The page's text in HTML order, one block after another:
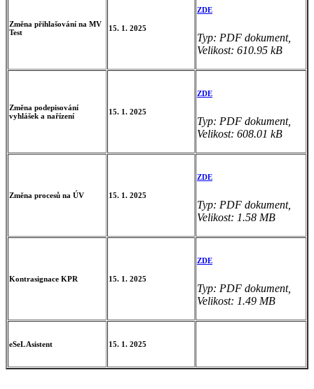
Změna přihlašování na MV
Test
15. 1. 2025
ZDE
Typ: PDF dokument,
Velikost: 610.95 kB
Změna podepisování
vyhlášek a nařízení
15. 1. 2025
ZDE
Typ: PDF dokument,
Velikost: 608.01 kB
Změna procesů na ÚV 15. 1. 2025
ZDE
Typ: PDF dokument,
Velikost: 1.58 MB
Kontrasignace KPR 15. 1. 2025
ZDE
Typ: PDF dokument,
Velikost: 1.49 MB
eSeL Asistent 15. 1. 2025